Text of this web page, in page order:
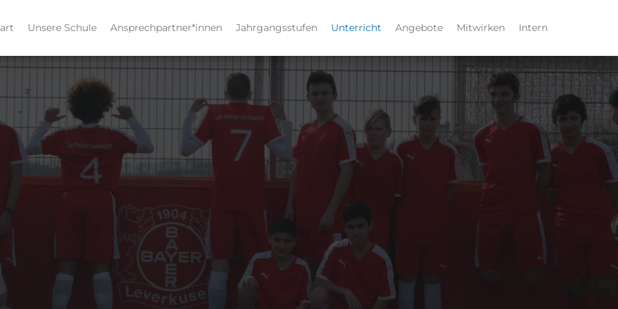
Unsere Schule Ansprechpartner*innen Jahrgangsstufen Unterricht Angebote Mitwirken Intern